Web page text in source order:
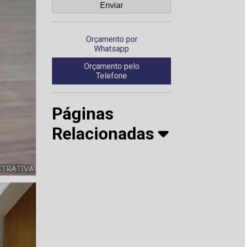
Orçamento por
Whatsapp
Orçamento pelo
Telefone
Páginas
Relacionadas